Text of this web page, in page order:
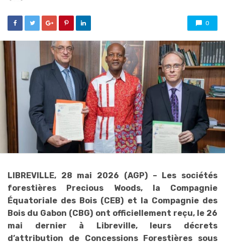
0
LIBREVILLE, 28 mai 2026 (AGP) – Les sociétés
forestières Precious Woods, la Compagnie
Équatoriale des Bois (CEB) et la Compagnie des
Bois du Gabon (CBG) ont officiellement reçu, le 26
mai dernier à Libreville, leurs décrets
d’attribution de Concessions Forestières sous